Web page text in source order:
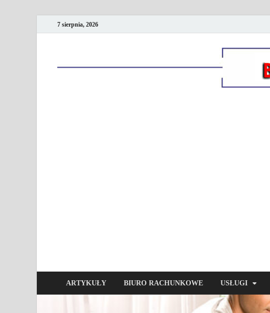
7 sierpnia, 2026
ARTYKUŁY BIURO RACHUNKOWE USŁUGI